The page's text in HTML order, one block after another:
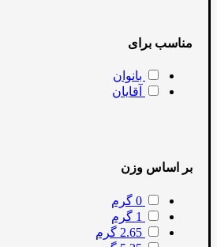
مناسب برای
بانوان
آقایان
بر اساس وزن